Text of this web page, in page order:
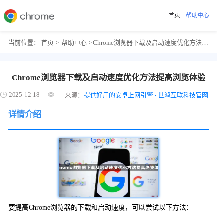
首页 帮助中心
当前位置： 首页 >帮助中心 > Chrome浏览器下载及启动速度优化方法提高浏览体验
Chrome浏览器下载及启动速度优化方法提高浏览体验
2025-12-18 来源： 提供好用的安卓上网引擎 - 世鸿互联科技官网
详情介绍
要提高Chrome浏览器的下载和启动速度，可以尝试以下方法：